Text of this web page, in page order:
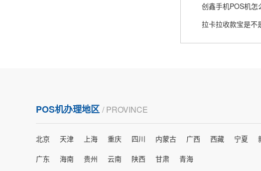
下单要了两个，用了一个，这个还没用，到账很
POS机办理地区 / PROVINCE
北京 天津 上海 重庆 四川 内蒙古 广西 西藏 宁夏
广东
海南 贵州 云南 陕西 甘肃 青海